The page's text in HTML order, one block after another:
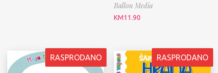
Ballon Media
KM11.90
RASPRODANO RASPRODANO